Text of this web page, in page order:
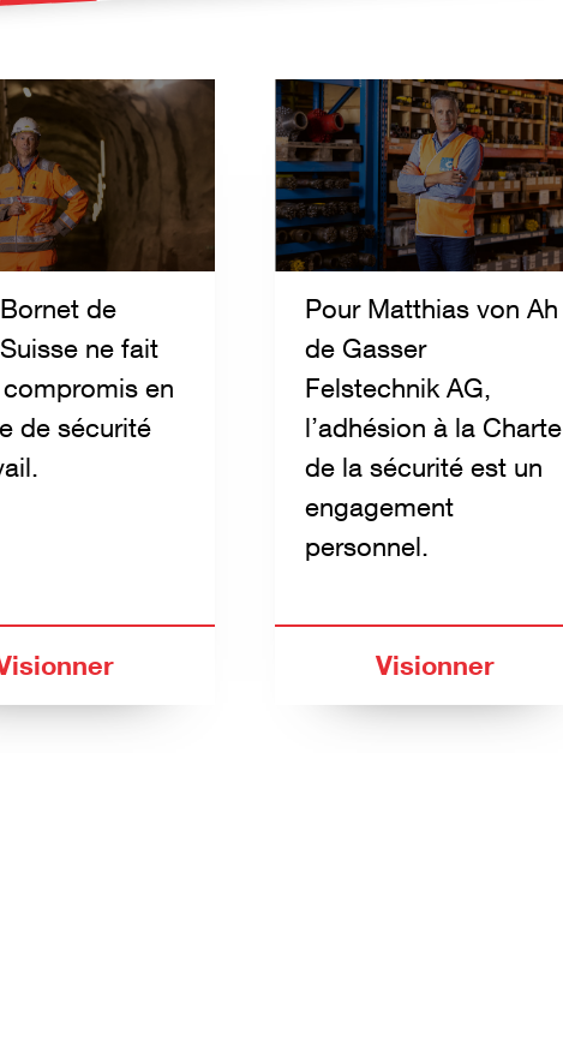
de
ne fait
en
de sécurité
Pour Matthias von Ah
de Gasser
Felstechnik AG,
l’adhésion à la Charte
de la sécurité est un
engagement
personnel.
Visionner